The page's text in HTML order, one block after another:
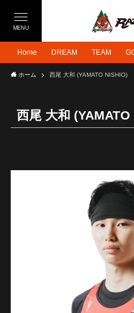
MENU
Home DREAM TEAM
ホーム 西尾 大和 (YAMATO NISHIO)
西尾 大和 (YAMATO